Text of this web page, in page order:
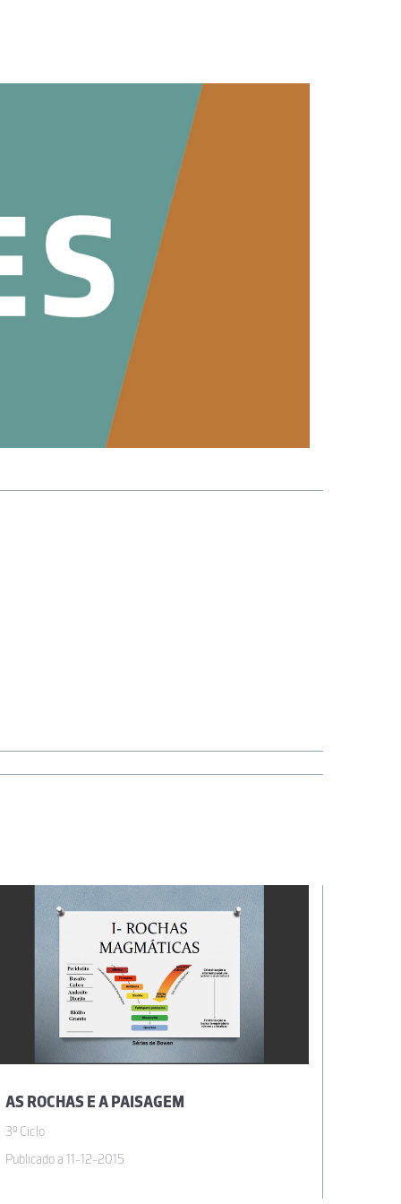
AS ROCHAS E A PAISAGEM
3º Ciclo
Publicado a 11-12-2015